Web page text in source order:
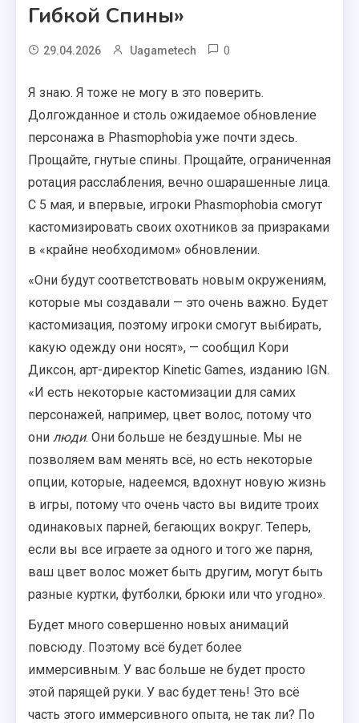
Гибкой Спины»
29.04.2026 Uagametech 0
Я знаю. Я тоже не могу в это поверить.
Долгожданное и столь ожидаемое обновление
персонажа в Phasmophobia уже почти здесь.
Прощайте, гнутые спины. Прощайте, ограниченная
ротация расслабления, вечно ошарашенные лица.
С 5 мая, и впервые, игроки Phasmophobia смогут
кастомизировать своих охотников за призраками
в «крайне необходимом» обновлении.
«Они будут соответствовать новым окружениям,
которые мы создавали — это очень важно. Будет
кастомизация, поэтому игроки смогут выбирать,
какую одежду они носят», — сообщил Кори
Диксон, арт-директор Kinetic Games, изданию IGN.
«И есть некоторые кастомизации для самих
персонажей, например, цвет волос, потому что
они люди. Они больше не бездушные. Мы не
позволяем вам менять всё, но есть некоторые
опции, которые, надеемся, вдохнут новую жизнь
в игры, потому что очень часто вы видите троих
одинаковых парней, бегающих вокруг. Теперь,
если вы все играете за одного и того же парня,
ваш цвет волос может быть другим, могут быть
разные куртки, футболки, брюки или что угодно».
Будет много совершенно новых анимаций
повсюду. Поэтому всё будет более
иммерсивным. У вас больше не будет просто
этой парящей руки. У вас будет тень! Это всё
часть этого иммерсивного опыта, не так ли? По